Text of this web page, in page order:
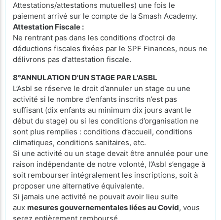
Attestations/attestations mutuelles) une fois le
paiement arrivé sur le compte de la Smash Academy.
Attestation Fiscale :
Ne rentrant pas dans les conditions d'octroi de
déductions fiscales fixées par le SPF Finances, nous ne
délivrons pas d'attestation fiscale.
8°ANNULATION D'UN STAGE PAR L'ASBL
L’Asbl se réserve le droit d’annuler un stage ou une
activité si le nombre d’enfants inscrits n’est pas
suffisant (dix enfants au minimum dix jours avant le
début du stage) ou si les conditions d’organisation ne
sont plus remplies : conditions d’accueil, conditions
climatiques, conditions sanitaires, etc.
Si une activité ou un stage devait être annulée pour une
raison indépendante de notre volonté, l’Asbl s’engage à
soit rembourser intégralement les inscriptions, soit à
proposer une alternative équivalente.
Si jamais une activité ne pouvait avoir lieu suite
aux mesures gouvernementales liées au Covid, vous